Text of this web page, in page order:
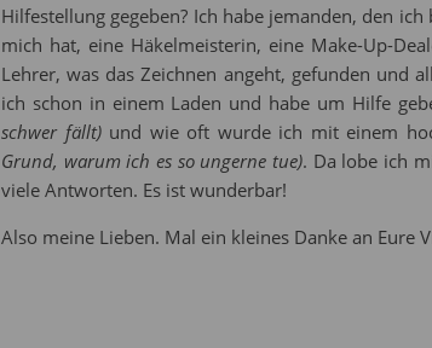
Hilfestellung gegeben? Ich habe jemanden, den
mich hat, eine Häkelmeisterin, eine Make-Up-
Lehrer, was das Zeichnen angeht, gefunden
ich schon in einem Laden und habe um Hilfe
schwer fällt)und wie oft wurde ich mit einem
Grund, warum ich es so ungerne tue). Da lobe ich
viele Antworten. Es ist wunderbar!
Also meine Lieben. Mal ein kleines Danke an Eure